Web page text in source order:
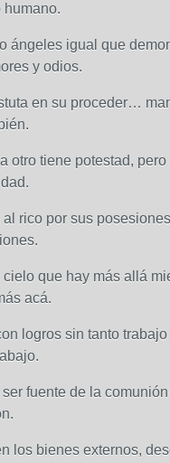
humano.
igual que
y odios.
en su proceder…
tiene potestad, pero
rico por sus
que hay más allá
acá.
logros sin tanto trabajo
fuente de la
los bienes externos,